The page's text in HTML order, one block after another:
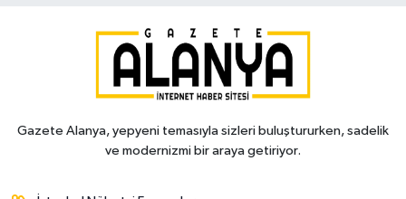
Gazete Alanya, yepyeni temasıyla sizleri buluştururken, sadelik
ve modernizmi bir araya getiriyor.